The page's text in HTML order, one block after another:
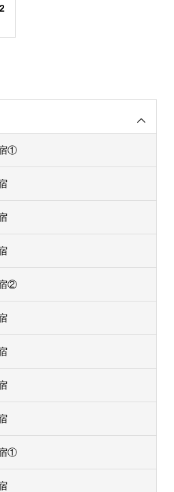
①
②
①